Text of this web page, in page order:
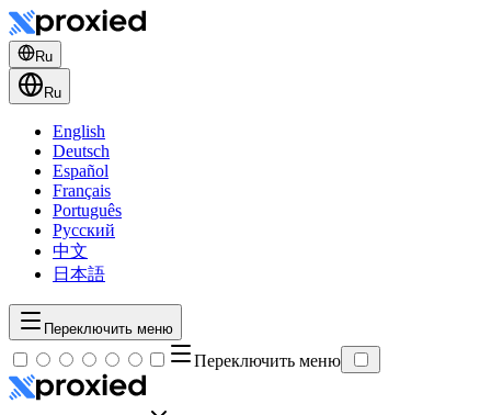
Ru
Ru
English
Deutsch
Español
Français
Português
Русский
中文
日本語
Переключить меню
Переключить меню